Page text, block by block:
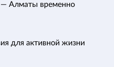
— Алматы временно
для активной жизни